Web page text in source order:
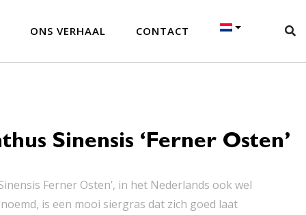
ONS VERHAAL CONTACT
Sinensis ‘Ferner Osten’
Ferner Osten’, in het Nederlands ook wel
is een mooi siergras dat zich goed laat